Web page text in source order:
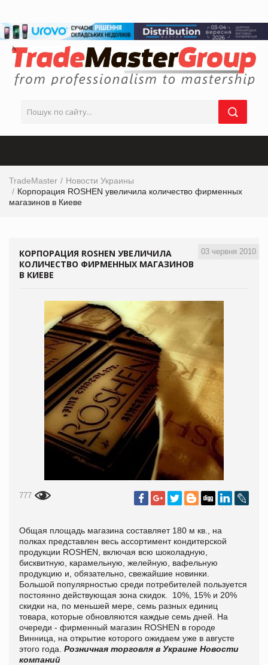
TradeMaster
Новости Украины
Корпорация ROSHEN увеличила количество фирменных
магазинов в Киеве
03 червня 2010
КОРПОРАЦИЯ ROSHEN УВЕЛИЧИЛА
КОЛИЧЕСТВО ФИРМЕННЫХ МАГАЗИНОВ
В КИЕВЕ
777
Общая площадь магазина составляет 180 м кв., на
полках представлен весь ассортимент кондитерской
продукции ROSHEN, включая всю шоколадную,
бисквитную, карамельную, желейную, вафельную
продукцию и, обязательно, свежайшие новинки.
Большой популярностью среди потребителей пользуется
постоянно действующая зона скидок. 10%, 15% и 20%
скидки на, по меньшей мере, семь разных единиц
товара, которые обновляются каждые семь дней. На
очереди - фирменный магазин ROSHEN в городе
Винница, на открытие которого ожидаем уже в августе
этого года. Розничная торговля в Украине Новости
компаний